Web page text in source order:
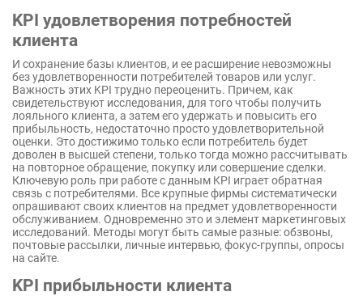
KPI удовлетворения потребностей
клиента
И сохранение базы клиентов, и ее расширение невозможны
без удовлетворенности потребителей товаров или услуг.
Важность этих KPI трудно переоценить. Причем, как
свидетельствуют исследования, для того чтобы получить
лояльного клиента, а затем его удержать и повысить его
прибыльность, недостаточно просто удовлетворительной
оценки. Это достижимо только если потребитель будет
доволен в высшей степени, только тогда можно рассчитывать
на повторное обращение, покупку или совершение сделки.
Ключевую роль при работе с данным KPI играет обратная
связь с потребителями. Все крупные фирмы систематически
опрашивают своих клиентов на предмет удовлетворенности
обслуживанием. Одновременно это и элемент маркетинговых
исследований. Методы могут быть самые разные: обзвоны,
почтовые рассылки, личные интервью, фокус-группы, опросы
на сайте.
KPI прибыльности клиента